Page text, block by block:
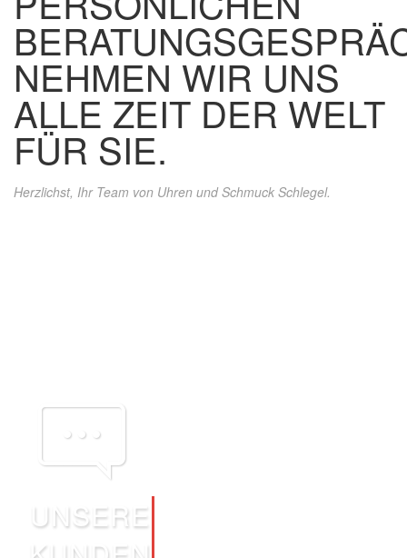
NEHMEN WIR UNS
ALLE ZEIT DER WELT
FÜR SIE.
Herzlichst, Ihr Team von Uhren und Schmuck Schlegel.
UNSERE